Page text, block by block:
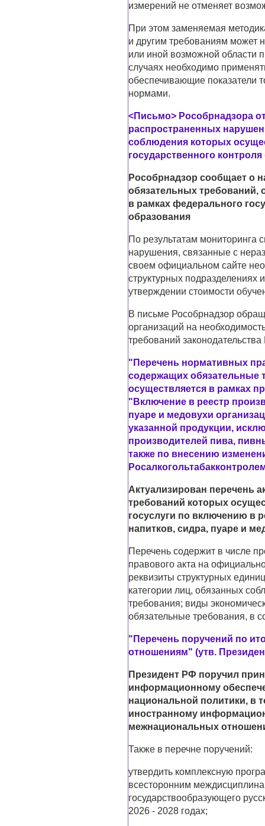
измерений не отменяет
При этом заменяемая
и другим требованиям может
или иной возможной области
случаях необходимо
обеспечивающие показатели
нормами.
<Письмо> Рособрнадзора
распространенных
соблюдения которых
государственного
Рособрнадзор сообщает о
обязательных требований,
в рамках федерального
образования
По результатам
нарушения, связанные с
своем официальном сайте
структурных подразделениях
утверждении стоимости
В письме Рособрнадзор
организаций на
требований
"Перечень нормативных
содержащих обязательные
осуществляется в рамках
"Включение в реестр
пуаре и медовухи
указанной продукции,
производителей пива,
также по внесению
Актуализирован перечень
требований которых
госуслуги по включению в
напитков, сидра, пуаре и
Перечень содержит в числе
правового акта на
реквизиты структурных
категории лиц, обязанных
требования; виды
обязательные требования, в
"Перечень поручений по
отношениям" (утв.
Президент РФ поручил
информационному
национальной политики, в
иностранному
межнациональных
Также в перечне поручений:
утвердить комплексную
всесторонним
государствообразующего
2026 - 2028 годах;